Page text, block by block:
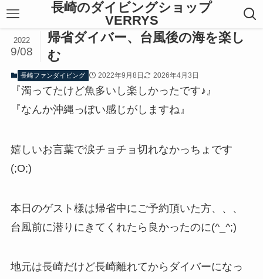
長崎のダイビングショップ
VERRYS
帰省ダイバー、台風後の海を楽し
む
2022
9/08
長崎ファンダイビング 2022年9月8日 2026年4月3日
『濁ってたけど魚多いし楽しかったです♪』
『なんか沖縄っぽい感じがしますね』
嬉しいお言葉で涙チョチョ切れなかっちょです
(;O;)
本日のゲスト様は帰省中にご予約頂いた方、、、
台風前に潜りにきてくれたら良かったのに(^_^;)
地元は長崎だけど長崎離れてからダイバーになっ